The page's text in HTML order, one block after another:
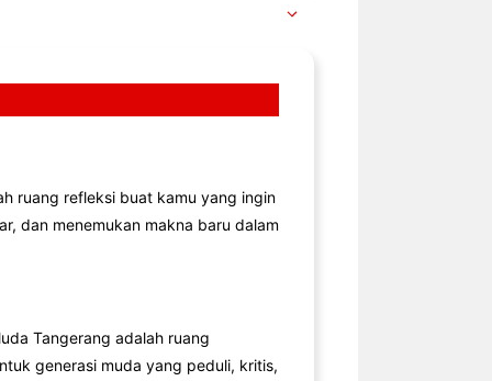
ruang refleksi buat kamu yang ingin
dan menemukan makna baru dalam
Tangerang adalah ruang
generasi muda yang peduli, kritis,